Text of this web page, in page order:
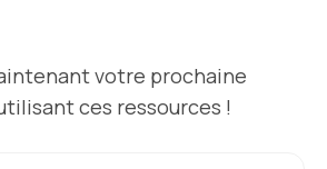
votre prochaine
ces ressources !